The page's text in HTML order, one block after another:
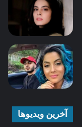
آخرین ویدیوها